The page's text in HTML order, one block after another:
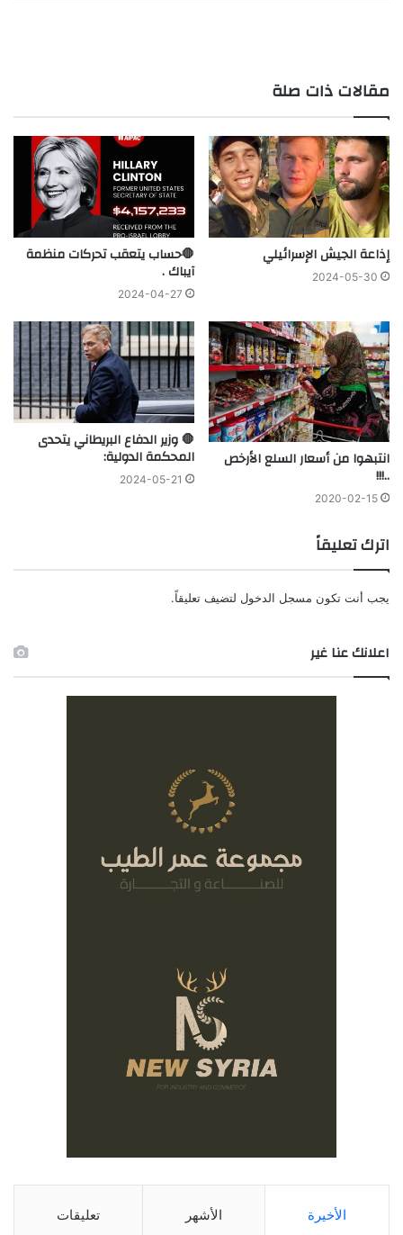
مقالات ذات صلة
إذاعة الجيش الإسرائيلي
2024-05-30
🛑حساب يتعقب تحركات منظمة
آيباك .
2024-04-27
انتبهوا من أسعار السلع الأرخص
..!!!
2020-02-15
🛑 وزير الدفاع البريطاني يتحدى
المحكمة الدولية:
2024-05-21
اترك تعليقاً
يجب أنت تكون مسجل الدخول لتضيف تعليقاً.
اعلانك عنا غير
الأخيرة الأشهر تعليقات